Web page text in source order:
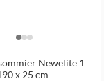
Newelite 1
x 25 cm